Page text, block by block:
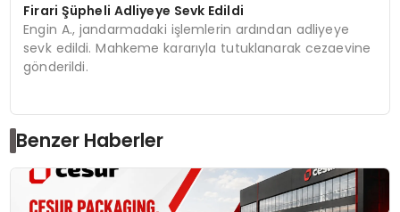
Firari Şüpheli Adliyeye Sevk Edildi
Engin A., jandarmadaki işlemlerin ardından adliyeye
sevk edildi. Mahkeme kararıyla tutuklanarak cezaevine
gönderildi.
Benzer Haberler